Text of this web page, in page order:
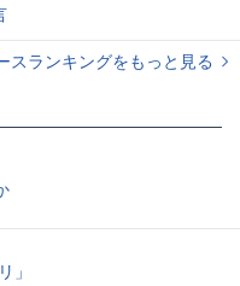
スランキングをもっと見る
」